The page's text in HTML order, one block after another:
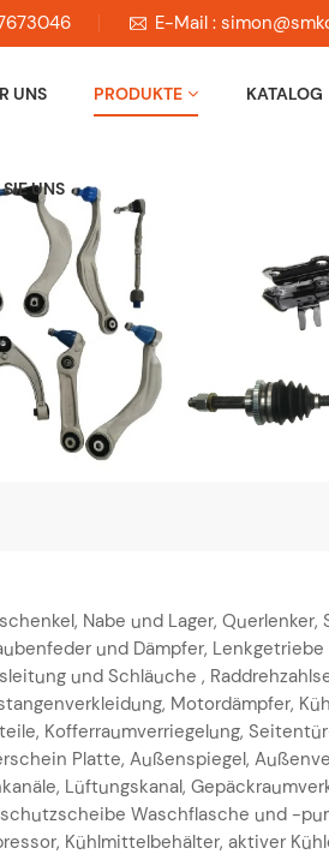
E-Mail :
UNS PRODUKTE KATALOG
UNS
Nabe und Lager,
und Dämpfer,
und Schläuche ,
Motordämpfer,
Kofferraumverriegelung,
Platte, Außenspiegel,
Lüftungskanal,
Waschflasche und -
Kühlmittelbehälter, aktiver